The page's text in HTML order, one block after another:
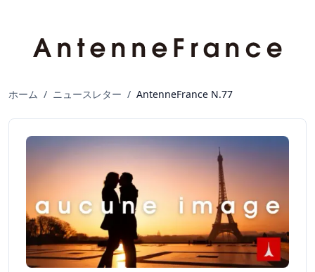
ホーム / ニュースレター / AntenneFrance N.77